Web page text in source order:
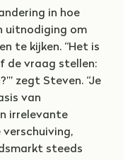
in hoe
uitnodiging om
te kijken. “Het is
de vraag stellen:
zegt Steven. “Je
van
irrelevante
verschuiving,
steeds